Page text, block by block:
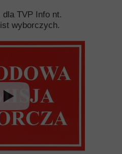
dla TVP Info nt.
wyborczych.